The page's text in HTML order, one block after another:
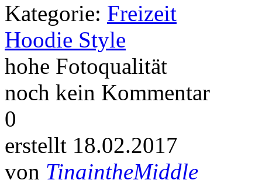
Kategorie: Freizeit
Hoodie Style
hohe Fotoqualität
noch kein Kommentar
0
erstellt 18.02.2017
von TinaintheMiddle